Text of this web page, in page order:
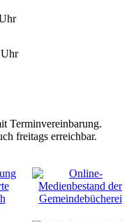
Terminvereinbarung.
freitags erreichbar.